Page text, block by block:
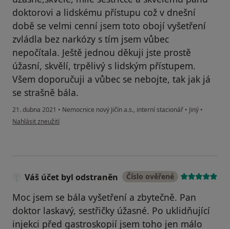
doktorovi a lidskému přístupu což v dnešní
době se velmi cenní jsem toto obojí vyšetření
zvládla bez narkózy s tím jsem vůbec
nepočítala. Ještě jednou děkuji jste prostě
úžasní, skvělí, trpělivý s lidským přístupem.
Všem doporučuji a vůbec se nebojte, tak jak já
se strašně bála.
21. dubna 2021 • Nemocnice nový Jičín a.s., interní stacionář • Jiný •
podle názoru uživatele Jana
Nahlásit zneužití
Váš účet byl odstraněn Číslo ověřené
Moc jsem se bála vyšetření a zbytečně. Pan
doktor laskavý, sestřičky úžasné. Po uklidňující
injekci před gastroskopií jsem toho jen málo